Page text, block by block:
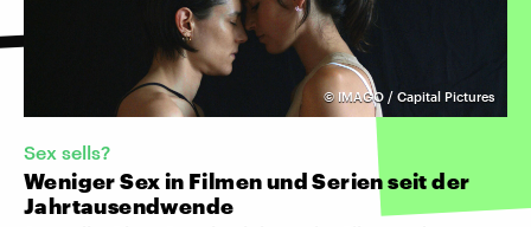
© IMAGO / Capital Pictures
Sex sells?
Weniger Sex in Filmen und Serien seit der
Jahrtausendwende